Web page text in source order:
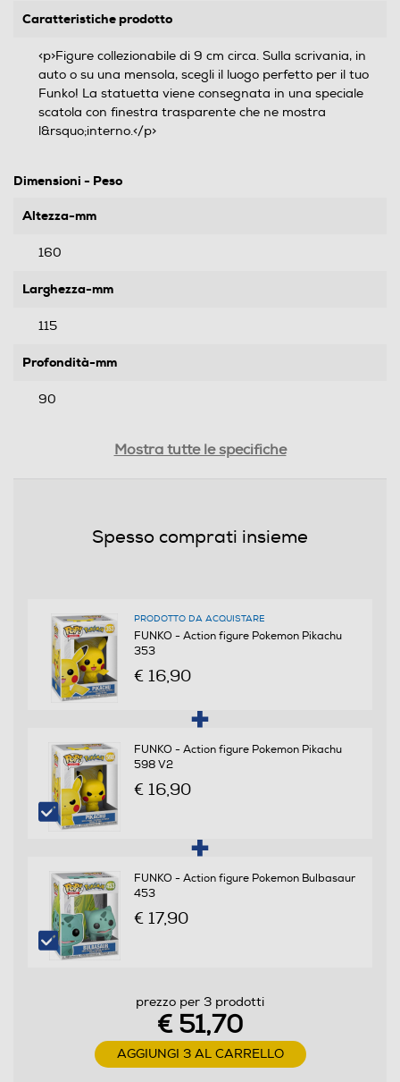
Caratteristiche prodotto
<p>Figure collezionabile di 9 cm circa. Sulla scrivania, in
auto o su una mensola, scegli il luogo perfetto per il tuo
Funko! La statuetta viene consegnata in una speciale
scatola con finestra trasparente che ne mostra
l&rsquo;interno.</p>
Dimensioni - Peso
Altezza-mm
160
Larghezza-mm
115
Profondità-mm
90
Mostra tutte le specifiche
Spesso comprati insieme
PRODOTTO DA ACQUISTARE
FUNKO - Action figure Pokemon Pikachu
353
€ 16,90
FUNKO - Action figure Pokemon Pikachu
598 V2
€ 16,90
FUNKO - Action figure Pokemon Bulbasaur
453
€ 17,90
prezzo per 3 prodotti
€ 51,70
AGGIUNGI 3 AL CARRELLO